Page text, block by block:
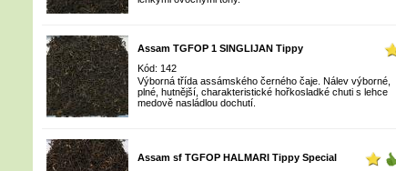
Assam TGFOP 1 SINGLIJAN Tippy
Kód: 142
Výborná třída assámského černého čaje. Nálev výborné,
plné, hutnější, charakteristické hořkosladké chuti s lehce
medově nasládlou dochutí.
Assam sf TGFOP HALMARI Tippy Special